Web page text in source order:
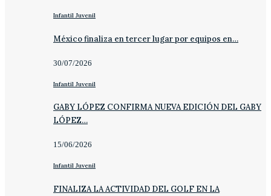
Infantil Juvenil
México finaliza en tercer lugar por equipos en…
30/07/2026
Infantil Juvenil
GABY LÓPEZ CONFIRMA NUEVA EDICIÓN DEL GABY
LÓPEZ…
15/06/2026
Infantil Juvenil
FINALIZA LA ACTIVIDAD DEL GOLF EN LA